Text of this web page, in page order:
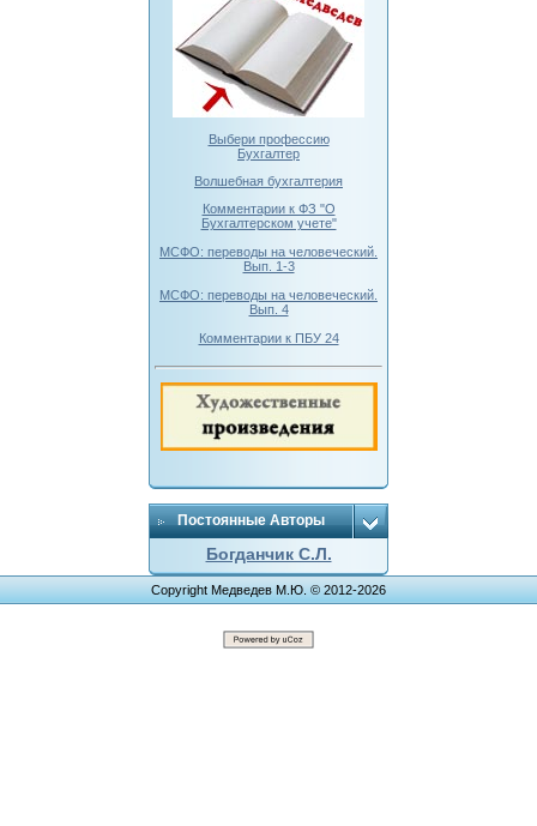
Выбери профессию
Бухгалтер
Волшебная бухгалтерия
Комментарии к ФЗ "О
Бухгалтерском учете"
МСФО: переводы на человеческий.
Вып. 1-3
МСФО: переводы на человеческий.
Вып. 4
Комментарии к ПБУ 24
Постоянные Авторы
Богданчик С.Л.
Copyright Медведев М.Ю. © 2012-2026